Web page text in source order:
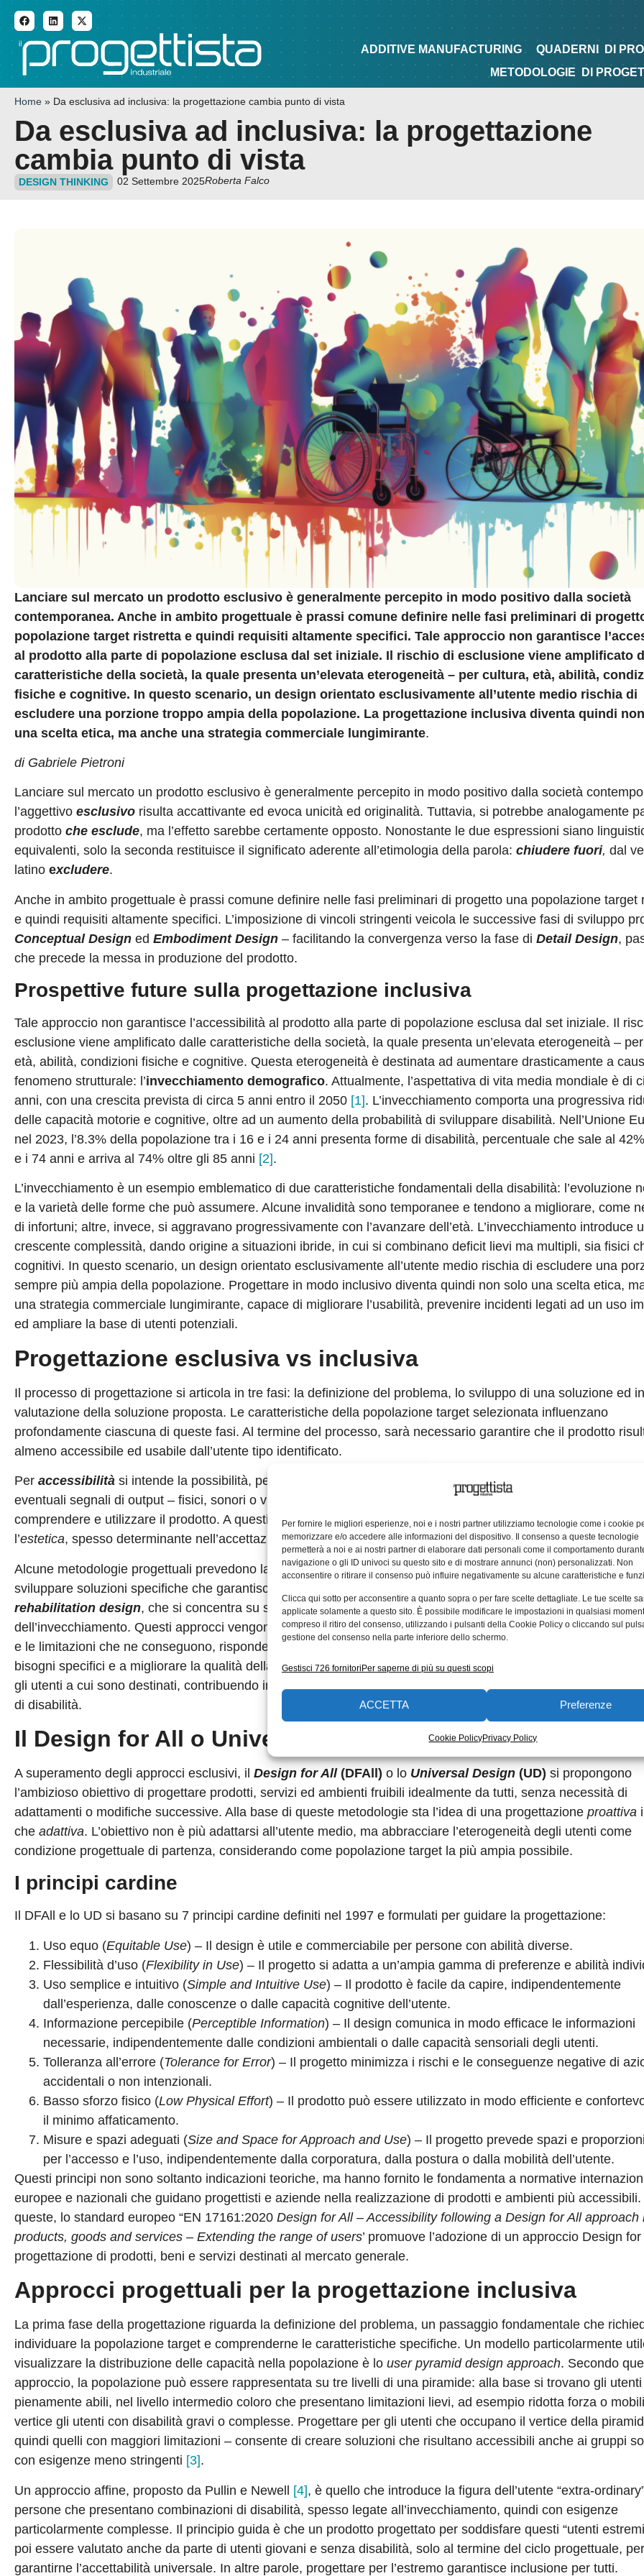
Per fornire le migliori esperienze, noi e i nostri partner utilizziamo tecnologie come i cookie
memorizzare e/o accedere alle informazioni del dispositivo. Il consenso a queste tecnologie
permetterà a noi e ai nostri partner di elaborare dati personali come il comportamento
navigazione o gli ID univoci su questo sito e di mostrare annunci (non) personalizzati. Non
acconsentire o ritirare il consenso può influire negativamente su alcune caratteristiche e
Clicca qui sotto per acconsentire a quanto sopra o per fare scelte dettagliate. Le tue scelte
applicate solamente a questo sito. È possibile modificare le impostazioni in qualsiasi
compreso il ritiro del consenso, utilizzando i pulsanti della Cookie Policy o cliccando sul
gestione del consenso nella parte inferiore dello schermo.
Gestisci 726 fornitoriPer saperne di più su questi scopi
ACCETTA Preferenze
Cookie PolicyPrivacy Policy
ADDITIVE MANUFACTURING QUADERNI DI PROGETTAZIONE TIPS&TRICKS
ADDITIVE MANUFACTURING QUADERNI DI
METODOLOGIE
DI
Home » Da esclusiva ad inclusiva: la progettazione cambia punto di vista
Da esclusiva ad inclusiva: la progettazione
cambia punto di vista
DESIGN THINKING 02 Settembre 2025Roberta Falco
Lanciare sul mercato un prodotto esclusivo è generalmente percepito in modo positivo dalla società
contemporanea. Anche in ambito progettuale è prassi comune definire nelle fasi preliminari di
popolazione target ristretta e quindi requisiti altamente specifici. Tale approccio non garantisce
al prodotto alla parte di popolazione esclusa dal set iniziale. Il rischio di esclusione viene amplificato
caratteristiche della società, la quale presenta un’elevata eterogeneità – per cultura, età, abilità,
fisiche e cognitive. In questo scenario, un design orientato esclusivamente all’utente medio rischia di
escludere una porzione troppo ampia della popolazione. La progettazione inclusiva diventa quindi
una scelta etica, ma anche una strategia commerciale lungimirante.
di Gabriele Pietroni
Lanciare sul mercato un prodotto esclusivo è generalmente percepito in modo positivo dalla società
l’aggettivo esclusivo risulta accattivante ed evoca unicità ed originalità. Tuttavia, si potrebbe analogamente
prodotto che esclude, ma l’effetto sarebbe certamente opposto. Nonostante le due espressioni siano
equivalenti, solo la seconda restituisce il significato aderente all’etimologia della parola: chiudere fuori, dal
latino excludere.
Anche in ambito progettuale è prassi comune definire nelle fasi preliminari di progetto una popolazione target
e quindi requisiti altamente specifici. L’imposizione di vincoli stringenti veicola le successive fasi di sviluppo
Conceptual Design ed Embodiment Design – facilitando la convergenza verso la fase di Detail Design,
che precede la messa in produzione del prodotto.
Prospettive future sulla progettazione inclusiva
Tale approccio non garantisce l’accessibilità al prodotto alla parte di popolazione esclusa dal set iniziale. Il
esclusione viene amplificato dalle caratteristiche della società, la quale presenta un’elevata eterogeneità –
età, abilità, condizioni fisiche e cognitive. Questa eterogeneità è destinata ad aumentare drasticamente a
fenomeno strutturale: l’invecchiamento demografico. Attualmente, l’aspettativa di vita media mondiale è di
anni, con una crescita prevista di circa 5 anni entro il 2050 [1]. L’invecchiamento comporta una progressiva
delle capacità motorie e cognitive, oltre ad un aumento della probabilità di sviluppare disabilità. Nell’Unione
nel 2023, l’8.3% della popolazione tra i 16 e i 24 anni presenta forme di disabilità, percentuale che sale al
e i 74 anni e arriva al 74% oltre gli 85 anni [2].
L’invecchiamento è un esempio emblematico di due caratteristiche fondamentali della disabilità: l’evoluzione
e la varietà delle forme che può assumere. Alcune invalidità sono temporanee e tendono a migliorare, come
di infortuni; altre, invece, si aggravano progressivamente con l’avanzare dell’età. L’invecchiamento introduce
crescente complessità, dando origine a situazioni ibride, in cui si combinano deficit lievi ma multipli, sia fisici
cognitivi. In questo scenario, un design orientato esclusivamente all’utente medio rischia di escludere una
sempre più ampia della popolazione. Progettare in modo inclusivo diventa quindi non solo una scelta etica,
una strategia commerciale lungimirante, capace di migliorare l’usabilità, prevenire incidenti legati ad un uso
ed ampliare la base di utenti potenziali.
Progettazione esclusiva vs inclusiva
Il processo di progettazione si articola in tre fasi: la definizione del problema, lo sviluppo di una soluzione ed
valutazione della soluzione proposta. Le caratteristiche della popolazione target selezionata influenzano
profondamente ciascuna di queste fasi. Al termine del processo, sarà necessario garantire che il prodotto
almeno accessibile ed usabile dall’utente tipo identificato.
Per accessibilità si intende la possibilità, per un individuo, di utilizzare un prodotto e di interpretarne
eventuali segnali di output – fisici, sonori o visivi. L’
, invece, riguarda la facilità con cui un utente
comprendere e utilizzare il prodotto. A questi due attributi fondamentali se ne affianca un terzo, non
l’estetica, spesso determinante nell’accettazione e nell’adozione del prodotto da parte dell’utente.
Alcune metodologie progettuali prevedono la selezione di utenti con capacità limitate, ponendosi l’obiettivo di
sviluppare soluzioni specifiche che garantiscano accessibilità ed usabilità in contesti ben circoscritti. È il caso
rehabilitation design, che si concentra su specifiche invalidità, o del design for story-telling, orientato sugli
dell’invecchiamento. Questi approcci vengono anche dettiDesign for Disable, poiché pongono enfasi sulle
e le limitazioni che ne conseguono, rispondendo a bisogni specifici. Pur riuscendo a rispondere efficacemente
bisogni specifici e a migliorare la qualità della vita di gruppi minoritari, questi prodotti finiscono spesso per
gli utenti a cui sono destinati, contribuendo involontariamente a rafforzare lo stigma sociale associato alla
di disabilità.
Il Design for All o Universal Design
A superamento degli approcci esclusivi, il Design for All(DFAll) o lo Universal Design (UD) si propongono
l’ambizioso obiettivo di progettare prodotti, servizi ed ambienti fruibili idealmente da tutti, senza necessità di
adattamenti o modifiche successive. Alla base di queste metodologie sta l’idea di una progettazione proattiva
che adattiva. L’obiettivo non è più adattarsi all’utente medio, ma abbracciare l’eterogeneità degli utenti come
condizione progettuale di partenza, considerando come popolazione target la più ampia possibile.
I principi cardine
Il DFAll e lo UD si basano su 7 principi cardine definiti nel 1997 e formulati per guidare la progettazione:
Uso equo (Equitable Use) – Il design è utile e commerciabile per persone con abilità diverse.
Flessibilità d’uso (Flexibility in Use) – Il progetto si adatta a un’ampia gamma di preferenze e abilità
Uso semplice e intuitivo (Simple and Intuitive Use) – Il prodotto è facile da capire, indipendentemente
dall’esperienza, dalle conoscenze o dalle capacità cognitive dell’utente.
Informazione percepibile (Perceptible Information) – Il design comunica in modo efficace le informazioni
necessarie, indipendentemente dalle condizioni ambientali o dalle capacità sensoriali degli utenti.
Tolleranza all’errore (Tolerance for Error) – Il progetto minimizza i rischi e le conseguenze negative di
accidentali o non intenzionali.
Basso sforzo fisico (Low Physical Effort) – Il prodotto può essere utilizzato in modo efficiente e
il minimo affaticamento.
Misure e spazi adeguati (Size and Space for Approach and Use) – Il progetto prevede spazi e
per l’accesso e l’uso, indipendentemente dalla corporatura, dalla postura o dalla mobilità dell’utente.
Questi principi non sono soltanto indicazioni teoriche, ma hanno fornito le fondamenta a normative
europee e nazionali che guidano progettisti e aziende nella realizzazione di prodotti e ambienti più accessibili.
queste, lo standard europeo “EN 17161:2020 Design for All – Accessibility following a Design for All approach
products, goods and services – Extending the range of users’ promuove l’adozione di un approccio Design
progettazione di prodotti, beni e servizi destinati al mercato generale.
Approcci progettuali per la progettazione inclusiva
La prima fase della progettazione riguarda la definizione del problema, un passaggio fondamentale che
individuare la popolazione target e comprenderne le caratteristiche specifiche. Un modello particolarmente
visualizzare la distribuzione delle capacità nella popolazione è lo user pyramid design approach. Secondo
approccio, la popolazione può essere rappresentata su tre livelli di una piramide: alla base si trovano gli utenti
pienamente abili, nel livello intermedio coloro che presentano limitazioni lievi, ad esempio ridotta forza o
vertice gli utenti con disabilità gravi o complesse. Progettare per gli utenti che occupano il vertice della
quindi quelli con maggiori limitazioni – consente di creare soluzioni che risultano accessibili anche ai gruppi
con esigenze meno stringenti [3].
Un approccio affine, proposto da Pullin e Newell [4], è quello che introduce la figura dell’utente “extra-
persone che presentano combinazioni di disabilità, spesso legate all’invecchiamento, quindi con esigenze
particolarmente complesse. Il principio guida è che un prodotto progettato per soddisfare questi “utenti
poi essere valutato anche da parte di utenti giovani e senza disabilità, solo al termine del ciclo progettuale, per
garantirne l’accettabilità universale. In altre parole, progettare per l’estremo garantisce inclusione per tutti.